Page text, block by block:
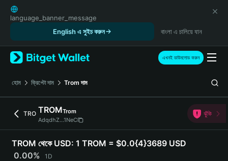
English
日本語
Русский
Español (Latinoamérica)
Türkçe
Italiano
简体中文
繁體中文
Português (Portugal)
Bahasa Indonesia
language_banner_message
English এ সুইচ করুন
বাংলা এ চালিয়ে যান
এখনই ডাউনলোড করুন
হোম ক্রিপ্টো দাম Trom দাম
TRO TROMTrom
AdqdhZ...1NeC
ঝুঁকি
TROM থেকে USD: 1 TROM = $0.0{4}3689 USD
0.00%
1D